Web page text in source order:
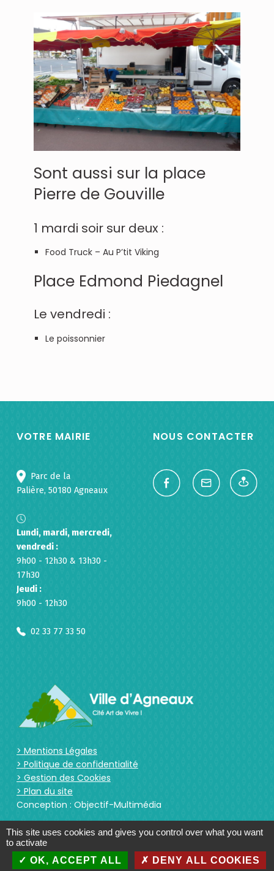
Sont aussi sur la place
Pierre de Gouville
1 mardi soir sur deux :
Food Truck – Au P’tit Viking
Place Edmond Piedagnel
Le vendredi :
Le poissonnier
VOTRE MAIRIE
Parc de la
Palière, 50180 Agneaux
Lundi, mardi, mercredi,
vendredi :
9h00 - 12h30 & 13h30 -
17h30
Jeudi :
9h00 - 12h30
02 33 77 33 50
NOUS CONTACTER
> Mentions Légales
> Politique de confidentialité
> Gestion des Cookies
> Plan du site
Conception : Objectif-Multimédia
This site uses cookies and gives you control over what you want
to activate
OK, ACCEPT ALL
DENY ALL COOKIES